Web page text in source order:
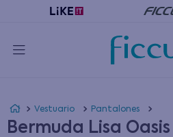
Vestuario Pantalones
Bermuda Lisa Oasis